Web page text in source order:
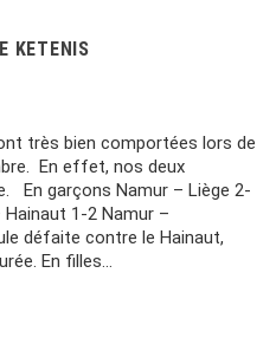
KETENIS
très bien comportées lors de
En effet, nos deux
En garçons Namur – Liège 2-
Hainaut 1-2 Namur –
défaite contre le Hainaut,
En filles…